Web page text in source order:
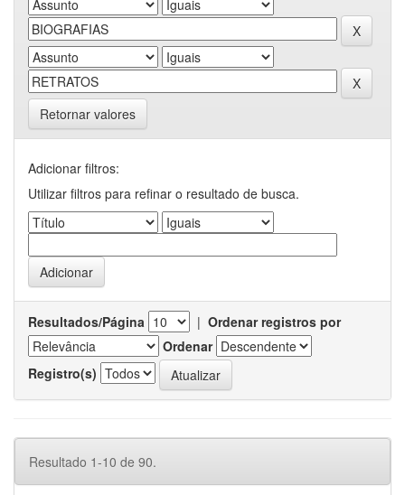
Retornar valores
Adicionar filtros:
Utilizar filtros para refinar o resultado de busca.
Resultados/Página | Ordenar registros por
Ordenar
Registro(s)
Resultado 1-10 de 90.